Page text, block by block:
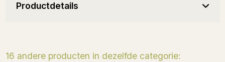
Productdetails
16 andere producten in dezelfde categorie: